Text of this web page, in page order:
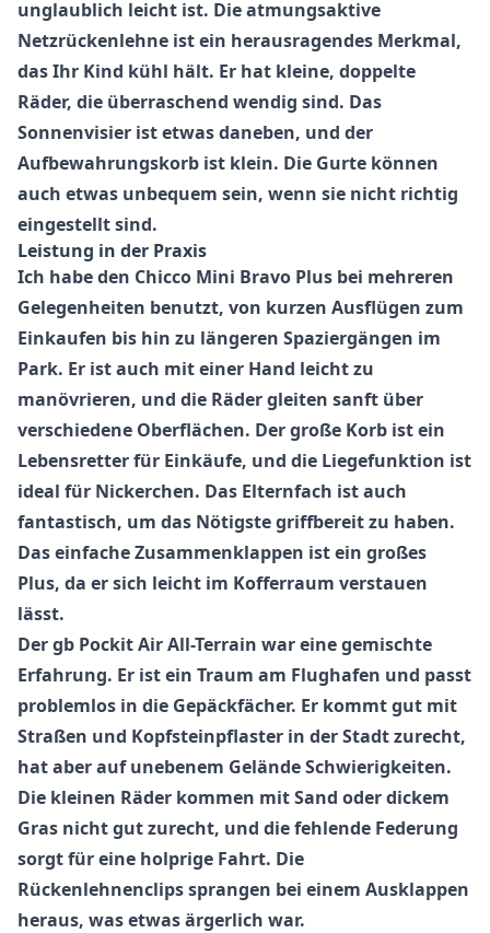
unglaublich leicht ist. Die atmungsaktive
Netzrückenlehne ist ein herausragendes Merkmal,
das Ihr Kind kühl hält. Er hat kleine, doppelte
Räder, die überraschend wendig sind. Das
Sonnenvisier ist etwas daneben, und der
Aufbewahrungskorb ist klein. Die Gurte können
auch etwas unbequem sein, wenn sie nicht richtig
eingestellt sind.
Leistung in der Praxis
Ich habe den Chicco Mini Bravo Plus bei mehreren
Gelegenheiten benutzt, von kurzen Ausflügen zum
Einkaufen bis hin zu längeren Spaziergängen im
Park. Er ist auch mit einer Hand leicht zu
manövrieren, und die Räder gleiten sanft über
verschiedene Oberflächen. Der große Korb ist ein
Lebensretter für Einkäufe, und die Liegefunktion ist
ideal für Nickerchen. Das Elternfach ist auch
fantastisch, um das Nötigste griffbereit zu haben.
Das einfache Zusammenklappen ist ein großes
Plus, da er sich leicht im Kofferraum verstauen
lässt.
Dergb Pockit Air All-Terrain war eine gemischte
Erfahrung. Er ist ein Traum am Flughafen und passt
problemlos in die Gepäckfächer. Er kommt gut mit
Straßen und Kopfsteinpflaster in der Stadt zurecht,
hat aber auf unebenem Gelände Schwierigkeiten.
Die kleinen Räder kommen mit Sand oder dickem
Gras nicht gut zurecht, und die fehlende Federung
sorgt für eine holprige Fahrt. Die
Rückenlehnenclips sprangen bei einem Ausklappen
heraus, was etwas ärgerlich war.